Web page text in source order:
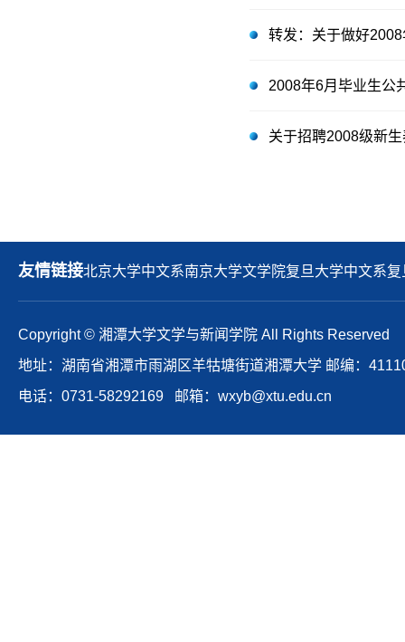
转发：关于做好
2008年6月毕业生公
关于招聘2008级新
友情链接北京大学中文系南京大学文学院复旦大学中文系复
Copyright © 湘潭大学文学与新闻学院 All Rights Reserved
地址：湖南省湘潭市雨湖区羊牯塘街道湘潭大学 邮编：
电话：0731-58292169 邮箱：wxyb@xtu.edu.cn